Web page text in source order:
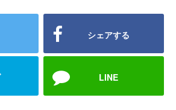
シェアする
LINE